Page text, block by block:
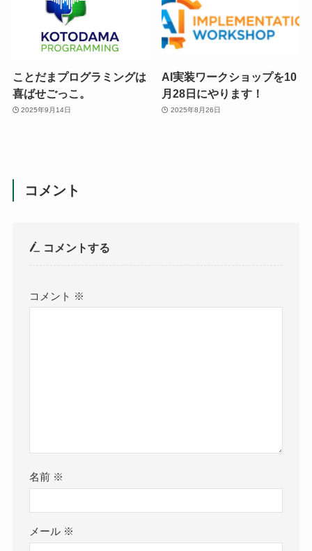
ことだまプログラミングは
喜ばせごっこ。
2025年9月14日
AI実装ワークショップを10
月28日にやります！
2025年8月26日
コメント
コメントする
コメント ※
名前 ※
メール ※